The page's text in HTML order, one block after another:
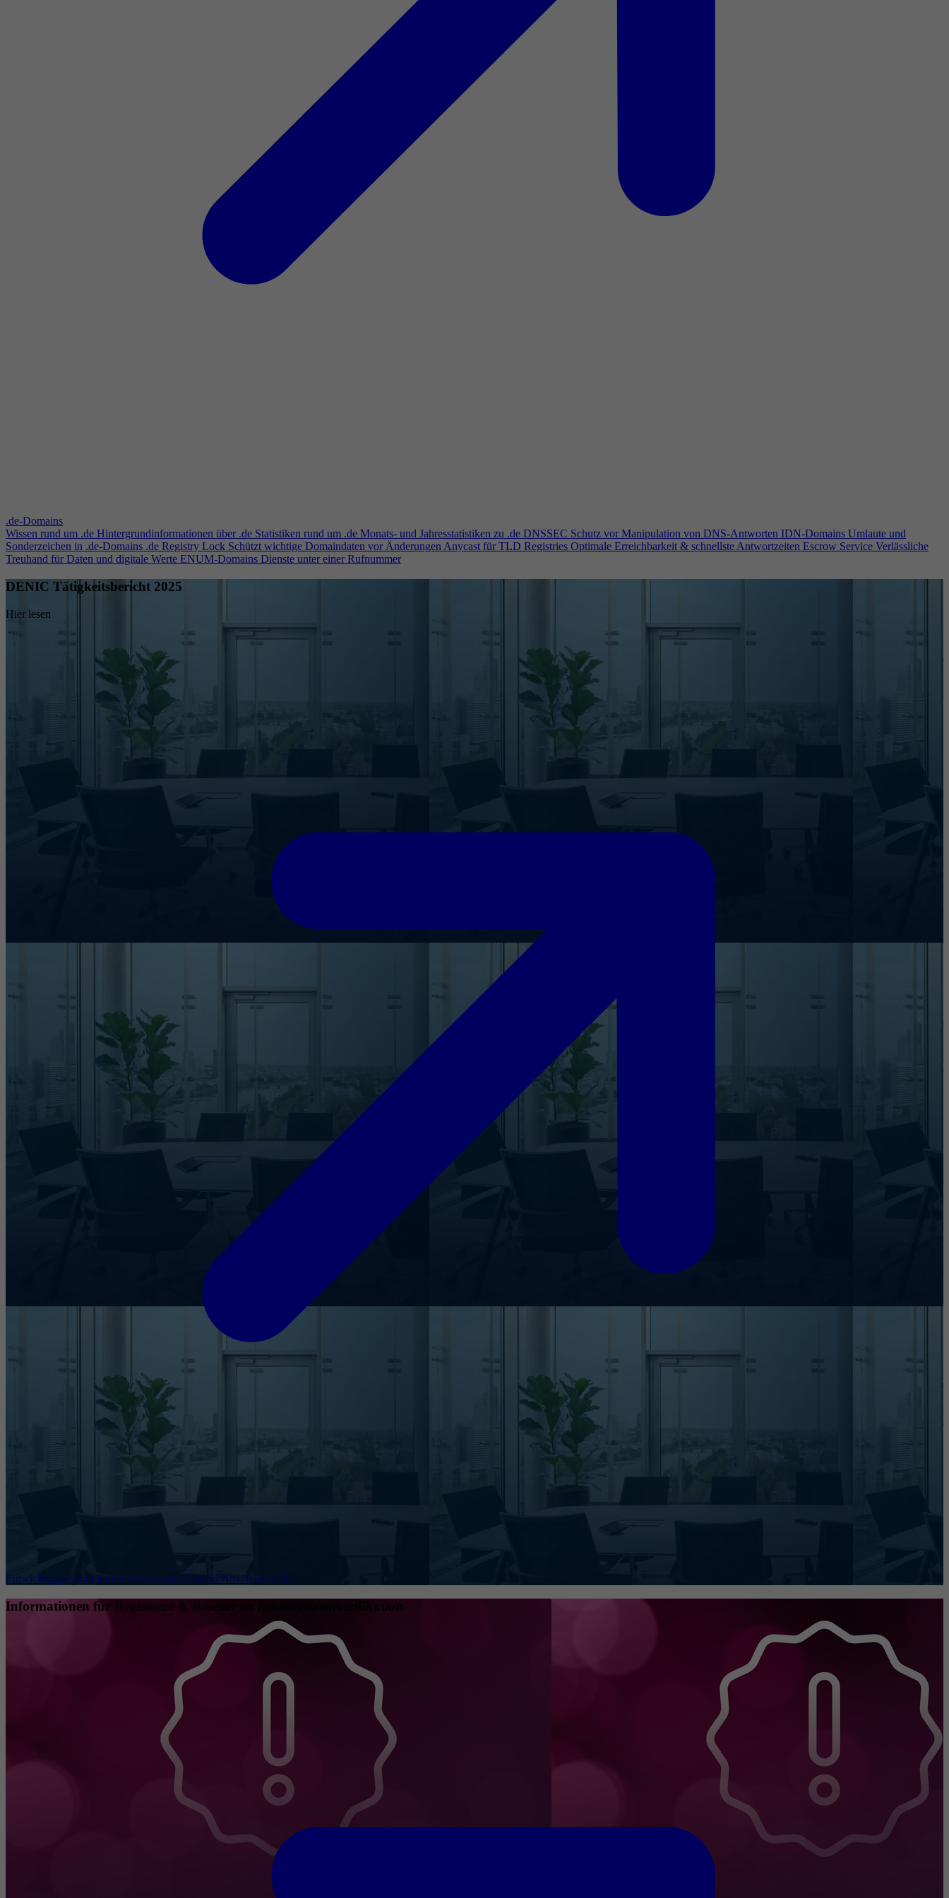
.de-Domains
Wissen rund um .de Hintergrundinformationen über .de Statistiken rund um .de Monats- und Jahresstatistiken zu .de DNSSEC Schutz vor Manipulation von DNS-Antworten IDN-Domains Umlaute und
Sonderzeichen in .de-Domains .de Registry Lock Schützt wichtige Domaindaten vor ÄnderungenAnycast für TLD Registries Optimale Erreichbarkeit & schnellste Antwortzeiten Escrow Service Verlässliche
Treuhand für Daten und digitale Werte ENUM-Domains Dienste unter einer Rufnummer
DENIC Tätigkeitsbericht 2025
Hier lesen
Entwicklungen im Internet Governance Umfeld November 2025
Informationen für Registrare & Reseller zu Inhaberdatenverifikation